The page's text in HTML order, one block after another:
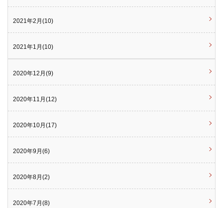
2021年2月(10)
2021年1月(10)
2020年12月(9)
2020年11月(12)
2020年10月(17)
2020年9月(6)
2020年8月(2)
2020年7月(8)